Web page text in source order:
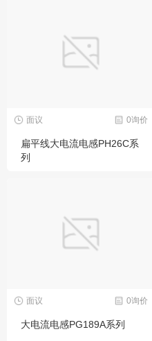
0询价
面议
扁平线大电流电感PH26C系
列
0询价
面议
大电流电感PG189A系列